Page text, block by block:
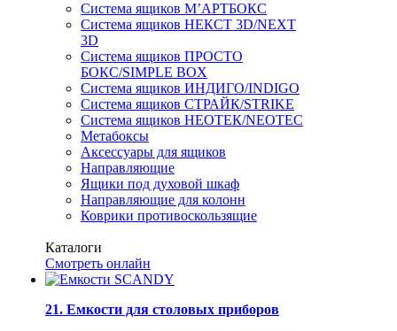
Система ящиков М’АРТБОКС
Система ящиков НЕКСТ 3D/NEXT
3D
Система ящиков ПРОСТО
БОКС/SIMPLE BOX
Система ящиков ИНДИГО/INDIGO
Система ящиков СТРАЙК/STRIKE
Система ящиков НЕОТЕК/NEOTEC
Метабоксы
Аксессуары для ящиков
Направляющие
Ящики под духовой шкаф
Направляющие для колонн
Коврики противоскользящие
Каталоги
Смотреть онлайн
21. Емкости для столовых приборов